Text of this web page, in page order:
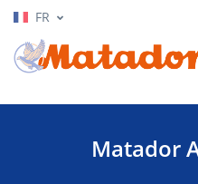
FR
Matador